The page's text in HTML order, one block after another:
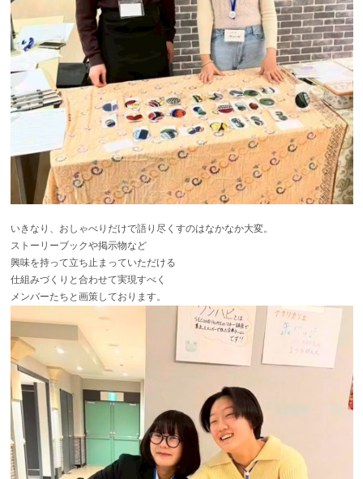
いきなり、おしゃべりだけで語り尽くすのはなかなか大変。
ストーリーブックや掲示物など
興味を持って立ち止まっていただける
仕組みづくりと合わせて実現すべく
メンバーたちと画策しております。